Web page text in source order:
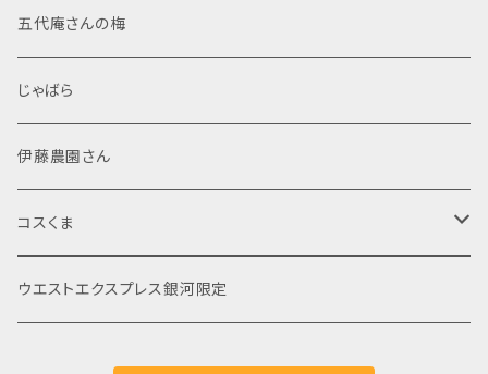
レトルト
海産物加工品
詰め合わせ
米
じゃばら
麦焼酎
般若心経
マスコット
文房具
般若心経
シール・ステッカー
線香
菓子
酒類
その他
五代庵さんの梅
じゃばら
伊藤農園さん
コスくま
食品
ウエストエクスプレス銀河限定